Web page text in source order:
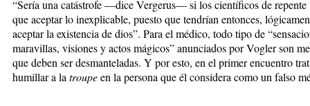
“Sería una catástrofe —dice Vergerus— si los científicos de repente
que aceptar lo inexplicable, puesto que tendrían entonces,
aceptar la existencia de dios”. Para el médico, todo tipo de
maravillas, visiones y actos mágicos” anunciados por Vogler son
que deben ser desmanteladas. Y por esto, en el primer encuentro
humillar a la troupeen la persona que él considera como un falso